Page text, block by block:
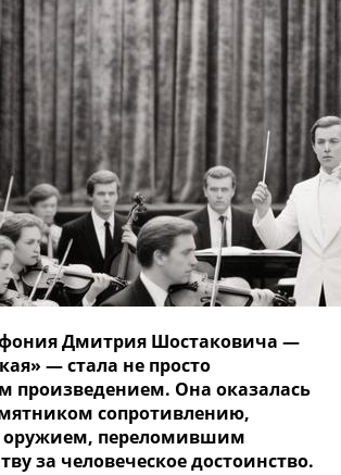
Дмитрия Шостаковича —
— стала не просто
произведением. Она оказалась
сопротивлению,
переломившим
за человеческое достоинство.